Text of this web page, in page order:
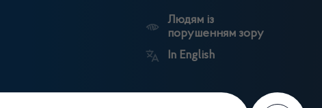
Людям із
порушенням зору
In English